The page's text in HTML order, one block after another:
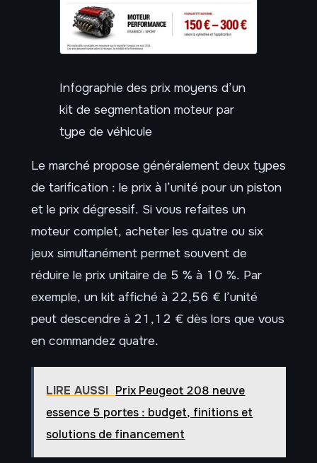
Infographie des prix moyens d’un
kit de segmentation moteur par
type de véhicule
Le marché propose généralement deux types
de tarification : le prix à l’unité pour un piston
et le prix dégressif. Si vous refaites un
moteur complet, acheter les quatre ou six
jeux simultanément permet souvent de
réduire le prix unitaire de 5 % à 10 %. Par
exemple, un kit affiché à 22,56 € l’unité
peut descendre à 21,12 € dès lors que vous
en commandez quatre.
LIRE AUSSI Prix Peugeot 208 neuve
essence 5 portes : budget, finitions et
solutions de financement